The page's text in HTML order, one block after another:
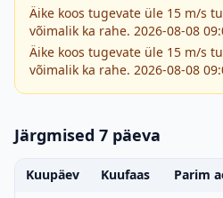
Äike koos tugevate üle 15 m/s
võimalik ka rahe. 2026-08-08
Äike koos tugevate üle 15 m/s
võimalik ka rahe. 2026-08-08
Järgmised 7 päeva
Kuupäev Kuufaas Parim